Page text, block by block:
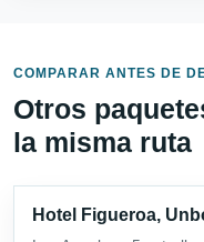
COMPARAR ANTES DE
Otros
la misma ruta
Hotel Figueroa,